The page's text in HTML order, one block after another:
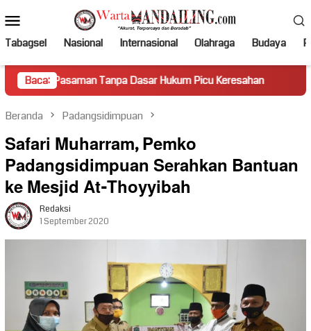
ke
kontenMobile
Tabagsel Nasional Internasional Olahraga Budaya
Baca:
Tanpa Dasar Hukum Picu Keresahan Truk Miring
Beranda Padangsidimpuan
Safari Muharram, Pemko
Padangsidimpuan Serahkan Bantuan
ke Mesjid At-Thoyyibah
Redaksi
1 September 2020